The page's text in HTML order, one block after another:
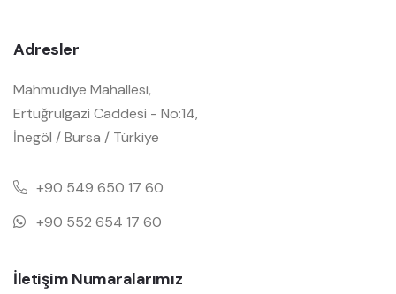
Adresler
Mahmudiye Mahallesi,
Ertuğrulgazi Caddesi - No:14,
İnegöl / Bursa / Türkiye
+90 549 650 17 60
+90 552 654 17 60
İletişim Numaralarımız